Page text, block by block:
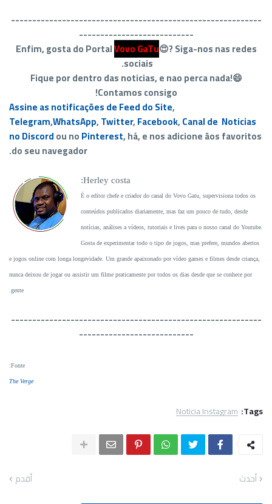
----------------------------------
-------------------------
---------------------------
Enfim, gosta do PortalVovo GaTu😍?Siga-nos nas redes
sociais.
Fique por dentro das noticias, e nao perca nada!😄
Contamos consigo!
Assine as notificações de Feed do Site,
Telegram,WhatsApp,Twitter,Facebook,Canal de Noticias
no Discordou noPinterest, há, e nos adicione ãos favoritos
do seu navegador.
Herley costa:
É o editor chefe e criador do canal do Vovo Gatu, supervisiona todos os
conteúdos publicados diariamente, mas faz um pouco de tudo, desde
notícias, análises a vídeos, tutoriais e lives para o nosso canal do Youtube.
Gosta de experimentar todo o tipo de jogos, mas prefere, mundos abertos
e jogos online com longa longevidade. Um grande apaixonado por vídeo games e filmes desde criança,
nunca deixou de jogar ou assistir um filme praticamente por todos os dias desde que se conhece por
gente.
----------------------------------
-------------------------
---------------------------
Fonte
:
The Verge
Tags:
Noticia Instagram
أحدث أقدم